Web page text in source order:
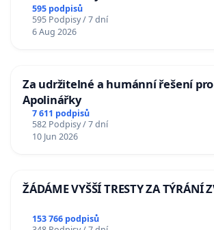
595 podpisů
595 Podpisy / 7 dní
6 Aug 2026
Za udržitelné a humánní řešení
Apolinářky
7 611 podpisů
582 Podpisy / 7 dní
10 Jun 2026
ŽÁDÁME VYŠŠÍ TRESTY ZA TÝRÁNÍ
153 766 podpisů